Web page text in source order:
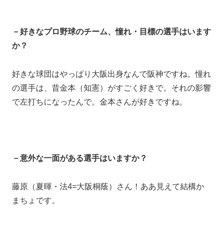
－好きなプロ野球のチーム、憧れ・目標の選手はいます
か？
好きな球団はやっぱり大阪出身なんで阪神ですね。憧れ
の選手は、昔金本（知憲）がすごく好きで。それの影響
で左打ちになったんで。金本さんが好きですね。
－意外な一面がある選手はいますか？
藤原（夏暉・法4=大阪桐蔭）さん！ああ見えて結構か
まちょです。